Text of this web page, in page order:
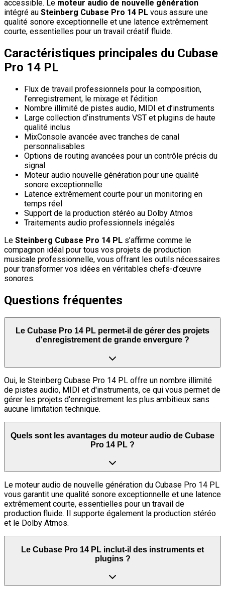
accessible. Le moteur audio de nouvelle génération
intégré au Steinberg Cubase Pro 14 PL vous assure une
qualité sonore exceptionnelle et une latence extrêmement
courte, essentielles pour un travail créatif fluide.
Caractéristiques principales du Cubase
Pro 14 PL
Flux de travail professionnels pour la composition,
l’enregistrement, le mixage et l’édition
Nombre illimité de pistes audio, MIDI et d’instruments
Large collection d’instruments VST et plugins de haute
qualité inclus
MixConsole avancée avec tranches de canal
personnalisables
Options de routing avancées pour un contrôle précis du
signal
Moteur audio nouvelle génération pour une qualité
sonore exceptionnelle
Latence extrêmement courte pour un monitoring en
temps réel
Support de la production stéréo au Dolby Atmos
Traitements audio professionnels inégalés
Le Steinberg Cubase Pro 14 PL s’affirme comme le
compagnon idéal pour tous vos projets de production
musicale professionnelle, vous offrant les outils nécessaires
pour transformer vos idées en véritables chefs-d’œuvre
sonores.
Questions fréquentes
Le Cubase Pro 14 PL permet-il de gérer des projets
d'enregistrement de grande envergure ?
Oui, le Steinberg Cubase Pro 14 PL offre un nombre illimité
de pistes audio, MIDI et d'instruments, ce qui vous permet de
gérer les projets d'enregistrement les plus ambitieux sans
aucune limitation technique.
Quels sont les avantages du moteur audio de Cubase
Pro 14 PL ?
Le moteur audio de nouvelle génération du Cubase Pro 14 PL
vous garantit une qualité sonore exceptionnelle et une latence
extrêmement courte, essentielles pour un travail de
production fluide. Il supporte également la production stéréo
et le Dolby Atmos.
Le Cubase Pro 14 PL inclut-il des instruments et
plugins ?